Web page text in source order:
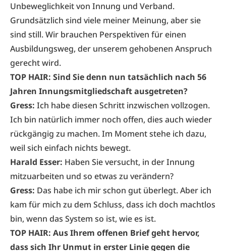
Unbeweglichkeit von Innung und Verband.
Grundsätzlich sind viele meiner Meinung, aber sie
sind still. Wir brauchen Perspektiven für einen
Ausbildungsweg, der unserem gehobenen Anspruch
gerecht wird.
TOP HAIR: Sind Sie denn nun tatsächlich nach 56
Jahren Innungsmitgliedschaft ausgetreten?
Gress: Ich habe diesen Schritt inzwischen vollzogen.
Ich bin natürlich immer noch offen, dies auch wieder
rückgängig zu machen. Im Moment stehe ich dazu,
weil sich einfach nichts bewegt.
Harald Esser: Haben Sie versucht, in der Innung
mitzuarbeiten und so etwas zu verändern?
Gress: Das habe ich mir schon gut überlegt. Aber ich
kam für mich zu dem Schluss, dass ich doch machtlos
bin, wenn das System so ist, wie es ist.
TOP HAIR: Aus Ihrem offenen Brief geht hervor,
dass sich Ihr Unmut in erster Linie gegen die